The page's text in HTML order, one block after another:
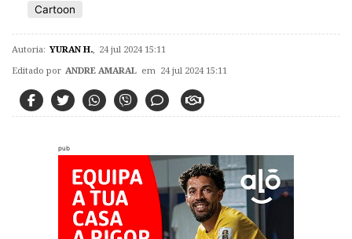
Cartoon
Autoria: YURAN H., 24 jul 2024 15:11
Editado por ANDRE AMARAL em 24 jul 2024 15:11
pub